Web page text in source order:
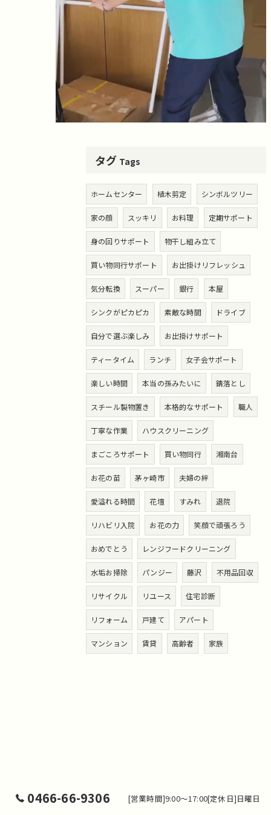
タグ Tags
ホームセンター 植木剪定 シンボルツリー
家の顔 スッキリ お料理 定期サポート
身の回りサポート 物干し組み立て
買い物同行サポート お出掛けリフレッシュ
気分転換 スーパー 銀行 本屋
シンクがピカピカ 素敵な時間 ドライブ
自分で選ぶ楽しみ お出掛けサポート
ティータイム ランチ 女子会サポート
楽しい時間 本当の孫みたいに 錆落とし
スチール製物置き 本格的なサポート 職人
丁寧な作業 ハウスクリーニング
まごころサポート 買い物同行 湘南台
お花の苗 茅ヶ崎市 夫婦の絆
愛溢れる時間 花壇 すみれ 退院
リハビリ入院 お花の力 笑顔で頑張ろう
おめでとう レンジフードクリーニング
水垢お掃除 パンジー 藤沢 不用品回収
リサイクル リユース 住宅診断
リフォーム 戸建て アパート
マンション 賃貸 高齢者 家族
0466-66-9306 [営業時間]9:00～17:00[定休日]日曜日